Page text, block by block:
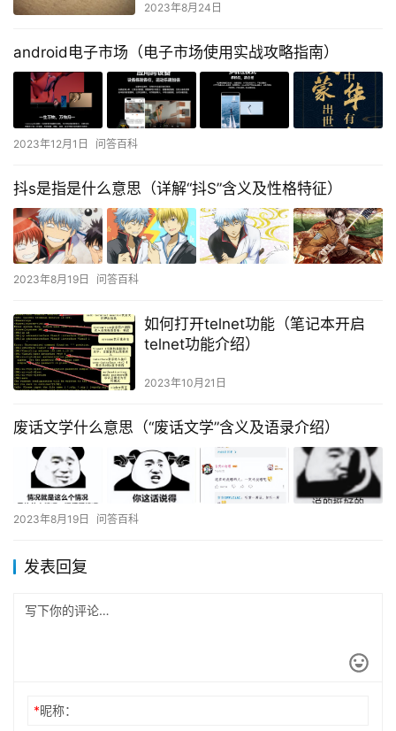
2023年8月24日
android电子市场（电子市场使用实战攻略指南）
2023年12月1日 问答百科
抖s是指是什么意思（详解“抖S”含义及性格特征）
2023年8月19日 问答百科
如何打开telnet功能（笔记本开启
telnet功能介绍）
2023年10月21日
废话文学什么意思（“废话文学”含义及语录介绍）
2023年8月19日 问答百科
发表回复
*昵称：